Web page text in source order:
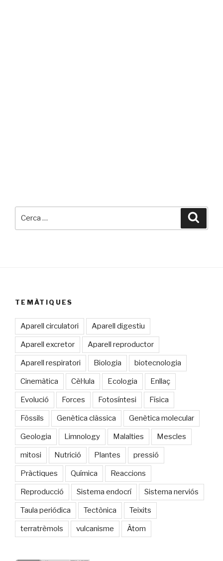
TEMÀTIQUES
Aparell circulatori Aparell digestiu
Aparell excretor Aparell reproductor
Aparell respiratori Biologia biotecnologia
Cinemàtica Cèl·lula Ecologia Enllaç
Evolució Forces Fotosíntesi Física
Fòssils Genètica clàssica Genètica molecular
Geologia Limnology Malalties Mescles
mitosi Nutrició Plantes pressió
Pràctiques Química Reaccions
Reproducció Sistema endocrí Sistema nerviós
Taula periódica Tectònica Teixits
terratrèmols vulcanisme Àtom